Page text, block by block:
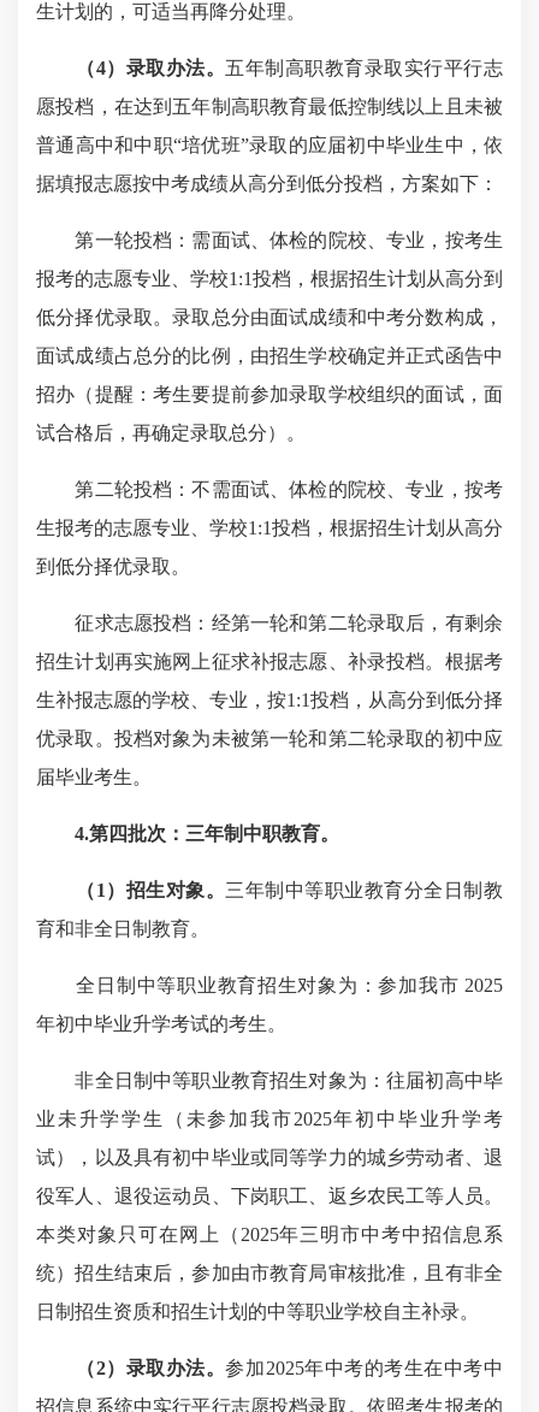
生计划的，可适当再降分处理。
（4）录取办法。 五年制高职教育录取实行平行志
愿投档，在达到五年制高职教育最低控制线以上且未被
普通高中和中职“培优班”录取的应届初中毕业生中，依
据填报志愿按中考成绩从高分到低分投档，方案如下：
第一轮投档：需面试、体检的院校、专业，按考生
报考的志愿专业、学校1:1投档，根据招生计划从高分到
低分择优录取。录取总分由面试成绩和中考分数构成，
面试成绩占总分的比例，由招生学校确定并正式函告中
招办（提醒：考生要提前参加录取学校组织的面试，面
试合格后，再确定录取总分）。
第二轮投档：不需面试、体检的院校、专业，按考
生报考的志愿专业、学校1:1投档，根据招生计划从高分
到低分择优录取。
征求志愿投档：经第一轮和第二轮录取后，有剩余
招生计划再实施网上征求补报志愿、补录投档。根据考
生补报志愿的学校、专业，按1:1投档，从高分到低分择
优录取。投档对象为未被第一轮和第二轮录取的初中应
届毕业考生。
4.第四批次：三年制中职教育。
（1）招生对象。 三年制中等职业教育分全日制教
育和非全日制教育。
全日制中等职业教育招生对象为：参加我市 2025
年初中毕业升学考试的考生。
非全日制中等职业教育招生对象为：往届初高中毕
业未升学学生（未参加我市2025年初中毕业升学考
试），以及具有初中毕业或同等学力的城乡劳动者、退
役军人、退役运动员、下岗职工、返乡农民工等人员。
本类对象只可在网上（2025年三明市中考中招信息系
统）招生结束后，参加由市教育局审核批准，且有非全
日制招生资质和招生计划的中等职业学校自主补录。
（2）录取办法。参加2025年中考的考生在中考中
招信息系统中实行平行志愿投档录取。依照考生报考的